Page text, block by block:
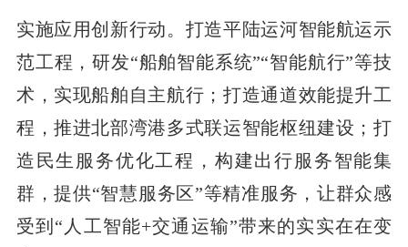
实施应用创新行动。打造平陆运河智能航运示
范工程，研发“船舶智能系统”“智能航行”等技
术，实现船舶自主航行；打造通道效能提升工
程，推进北部湾港多式联运智能枢纽建设；打
造民生服务优化工程，构建出行服务智能集
群，提供“智慧服务区”等精准服务，让群众感
受到“人工智能+交通运输”带来的实实在在变